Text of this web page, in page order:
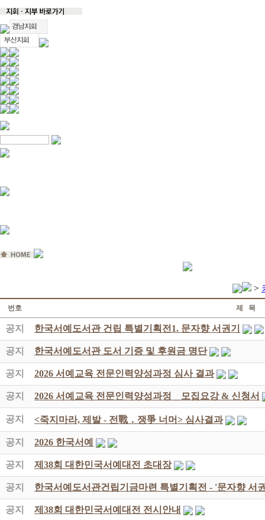
>
번호 제 목
공지 한국서예도서관 건립 특별기획전1. 문자향 서권기
공지 한국서예도서관 도서 기증 및 후원금 명단
공지 2026 서예교육 전문인력양성과정 심사 결과
공지 2026 서예교육 전문인력양성과정 _ 모집요강 & 신청서
공지 <죽지마라, 제발 - 전戰 ․ 쟁爭 너머> 심사결과
공지 2026 한국서예
공지 제38회 대한민국서예대전 초대장
공지 한국서예도서관건립기금마련 특별기획전 - '문자향 서
공지 제38회 대한민국서예대전 전시안내